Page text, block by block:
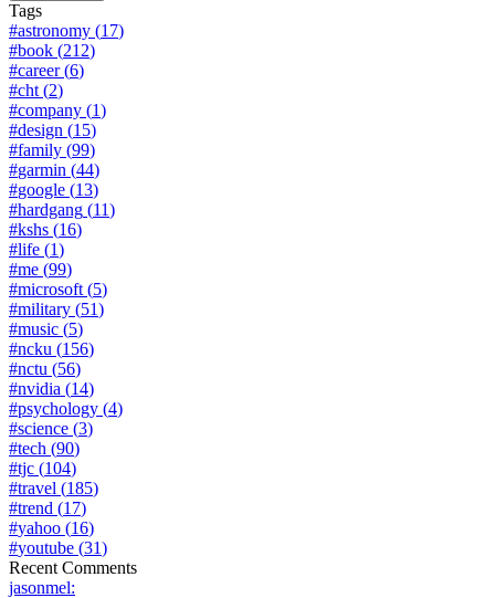
Tags
#astronomy (17)
#book (212)
#career(6)
#cht (2)
#company (1)
#design (15)
#family (99)
#garmin (44)
#google (13)
#hardgang (11)
#kshs (16)
#life (1)
#me (99)
#microsoft (5)
#military (51)
#music (5)
#ncku (156)
#nctu (56)
#nvidia (14)
#psychology (4)
#science (3)
#tech (90)
#tjc (104)
#travel (185)
#trend (17)
#yahoo (16)
#youtube (31)
Recent Comments
jasonmel: